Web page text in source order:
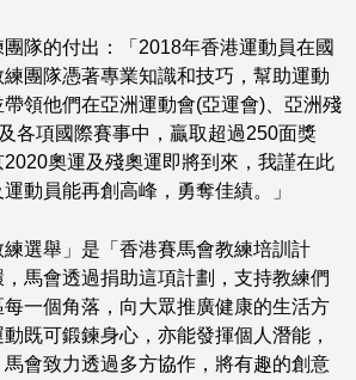
隊的付出：「2018年香港運動員在國
團隊憑著專業知識和技巧，幫助運動
領他們在亞洲運動會(亞運會)、亞洲殘
各項國際賽事中，贏取超過250面獎
奧運及殘奧運即將到來，我謹在此
動員能再創高峰，勇奪佳績。」
練選舉」是「香港賽馬會教練培訓計
馬會透過捐助這項計劃，支持教練們
一個角落，向大眾推廣健康的生活方
既可鍛鍊身心，亦能發揮個人潛能，
會致力透過多方協作，將有趣的創意